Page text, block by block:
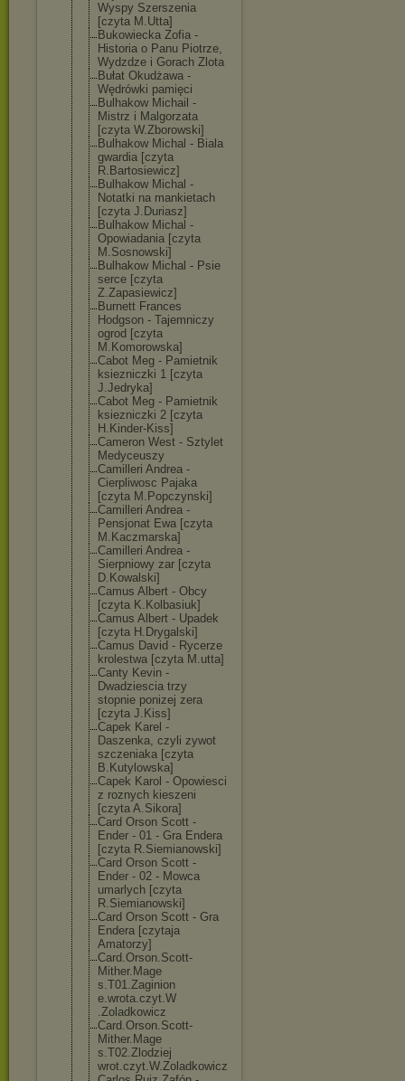
Wyspy Szerszenia
[czyta M.Utta]
Bukowiecka Zofia -
Historia o Panu Piotrze,
Wydzdze i Gorach Zlota
Bułat Okudżawa -
Wędrówki pamięci
Bulhakow Michail -
Mistrz i Malgorzata
[czyta W.Zborowski]
Bulhakow Michal - Biala
gwardia [czyta
R.Bartosiewicz]
Bulhakow Michal -
Notatki na mankietach
[czyta J.Duriasz]
Bulhakow Michal -
Opowiadania [czyta
M.Sosnowski]
Bulhakow Michal - Psie
serce [czyta
Z.Zapasiewicz]
Burnett Frances
Hodgson - Tajemniczy
ogrod [czyta
M.Komorowska]
Cabot Meg - Pamietnik
ksiezniczki 1 [czyta
J.Jedryka]
Cabot Meg - Pamietnik
ksiezniczki 2 [czyta
H.Kinder-Kiss]
Cameron West - Sztylet
Medyceuszy
Camilleri Andrea -
Cierpliwosc Pajaka
[czyta M.Popczynski]
Camilleri Andrea -
Pensjonat Ewa [czyta
M.Kaczmarska]
Camilleri Andrea -
Sierpniowy zar [czyta
D.Kowalski]
Camus Albert - Obcy
[czyta K.Kolbasiuk]
Camus Albert - Upadek
[czyta H.Drygalski]
Camus David - Rycerze
krolestwa [czyta M.utta]
Canty Kevin -
Dwadziescia trzy
stopnie ponizej zera
[czyta J.Kiss]
Capek Karel -
Daszenka, czyli zywot
szczeniaka [czyta
B.Kutylowska]
Capek Karol - Opowiesci
z roznych kieszeni
[czyta A.Sikora]
Card Orson Scott -
Ender - 01 - Gra Endera
[czyta R.Siemianowski]
Card Orson Scott -
Ender - 02 - Mowca
umarlych [czyta
R.Siemianowski]
Card Orson Scott - Gra
Endera [czytaja
Amatorzy]
Card.Orson.Scott-
Mither.Mage
s.T01.Zaginion
e.wrota.czyt.W
.Zoladkowicz
Card.Orson.Scott-
Mither.Mage
s.T02.Zlodziej
wrot.czyt.W.Zo ladkowicz